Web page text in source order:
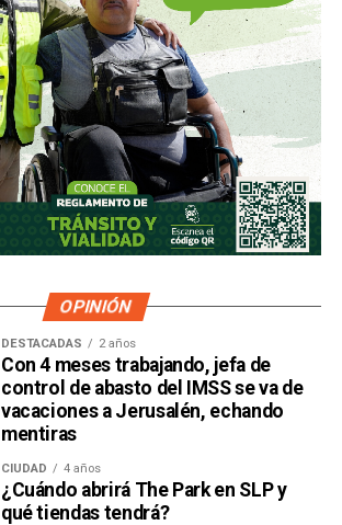
OPINIÓN
DESTACADAS 2 años
Con 4 meses trabajando, jefa de
control de abasto del IMSS se va de
vacaciones a Jerusalén, echando
mentiras
CIUDAD 4 años
¿Cuándo abrirá The Park en SLP y
qué tiendas tendrá?